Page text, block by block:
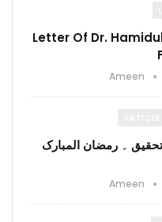
Letter Of Dr.
Ameen
۔ رمضان المبارک
Ameen